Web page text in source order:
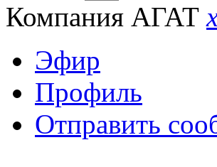
Компания АГАТ
Эфир
Профиль
Отправить